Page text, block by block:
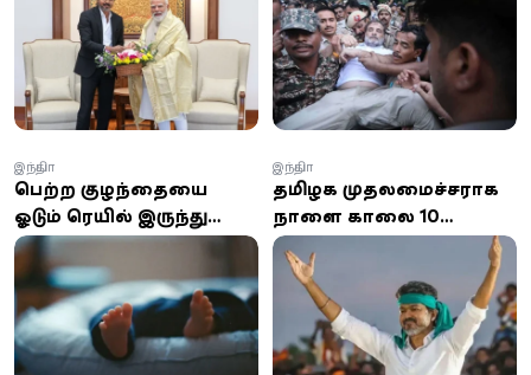
அமைச்சர் விஜய் வைத்த
முக்கிய கோரிக்கைகள்
தலைவர் ராகுல் காந்தி
கைது!
பெற்ற குழந்தையை
ஓடும் ரெயிலில் இருந்து
தூக்கி வீசிய கொடூரம்:
தாய் கைது
இந்தியா
தமிழக முதலமைச்சராக
நாளை காலை 10
மணிக்கு
பதவியேற்கிறார் விஜய்...!
இந்தியா